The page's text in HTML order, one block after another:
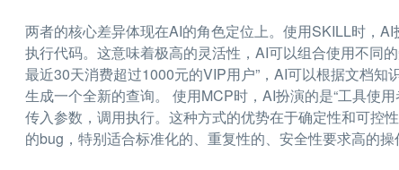
两者的核心差异体现在AI的角色定位上。使用SKILL时，
执行代码。这意味着极高的灵活性，AI可以组合使用不同
最近30天消费超过1000元的VIP用户”，AI可以根据文档
生成一个全新的查询。 使用MCP时，AI扮演的是“工具使
传入参数，调用执行。这种方式的优势在于确定性和可
的bug，特别适合标准化的、重复性的、安全性要求高的操